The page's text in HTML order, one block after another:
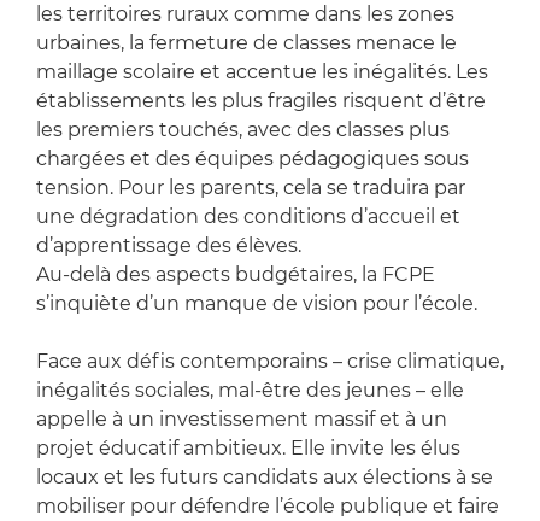
les territoires ruraux comme dans les zones
urbaines, la fermeture de classes menace le
maillage scolaire et accentue les inégalités. Les
établissements les plus fragiles risquent d’être
les premiers touchés, avec des classes plus
chargées et des équipes pédagogiques sous
tension. Pour les parents, cela se traduira par
une dégradation des conditions d’accueil et
d’apprentissage des élèves.
Au-delà des aspects budgétaires, la FCPE
s’inquiète d’un manque de vision pour l’école.
Face aux défis contemporains – crise climatique,
inégalités sociales, mal-être des jeunes – elle
appelle à un investissement massif et à un
projet éducatif ambitieux. Elle invite les élus
locaux et les futurs candidats aux élections à se
mobiliser pour défendre l’école publique et faire